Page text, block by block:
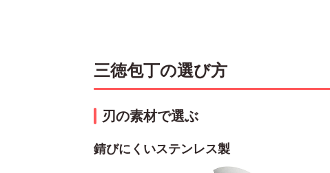
三徳包丁の選び方
刃の素材で選ぶ
錆びにくいステンレス製